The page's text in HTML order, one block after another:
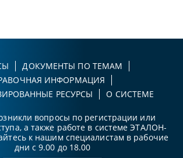
ДОКУМЕНТЫ ПО ТЕМАМ
ИНФОРМАЦИЯ
РЕСУРСЫ
О СИСТЕМЕ
вопросы по регистрации или
а также работе в системе ЭТАЛОН-
к нашим специалистам в рабочие
дни с 9.00 до 18.00